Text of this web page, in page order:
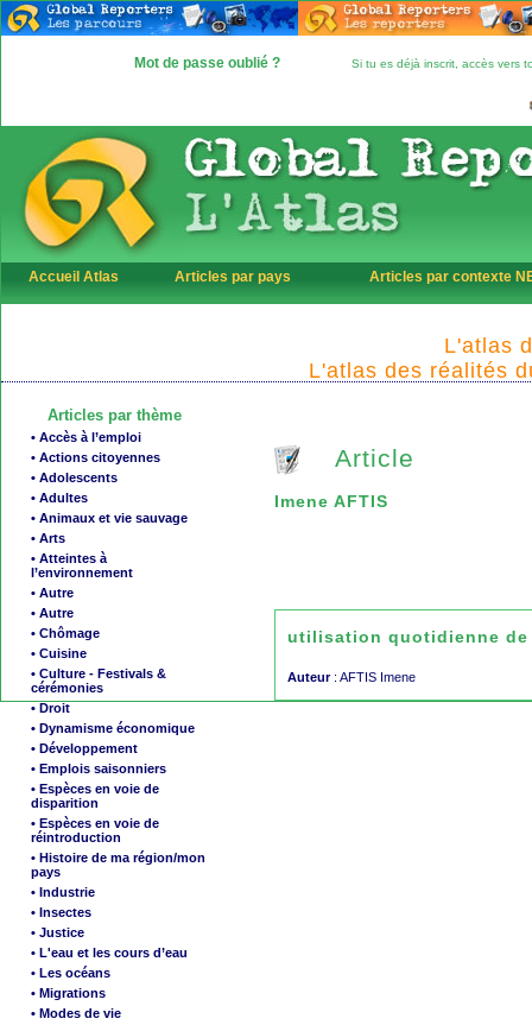
Mot de passe oublié ? Si tu es déjà inscrit, accès vers
Accueil Atlas Articles par pays Articles par contexte
L'atlas
L'atlas des réalités
Articles par thème
• Accès à l’emploi
• Actions citoyennes
• Adolescents
• Adultes
• Animaux et vie sauvage
• Arts
• Atteintes à
l’environnement
• Autre
• Autre
• Chômage
• Cuisine
• Culture - Festivals &
cérémonies
• Droit
• Dynamisme économique
• Développement
• Emplois saisonniers
• Espèces en voie de
disparition
• Espèces en voie de
réintroduction
• Histoire de ma région/mon
pays
• Industrie
• Insectes
• Justice
• L'eau et les cours d’eau
• Les océans
• Migrations
• Modes de vie
Article
Imene AFTIS
utilisation quotidienne
Auteur: AFTIS Imene